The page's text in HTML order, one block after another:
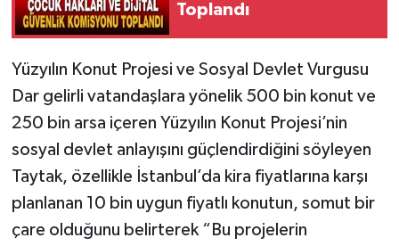
Toplandı
Yüzyılın Konut Projesi ve Sosyal Devlet Vurgusu
Dar gelirli vatandaşlara yönelik 500 bin konut ve
250 bin arsa içeren Yüzyılın Konut Projesi’nin
sosyal devlet anlayışını güçlendirdiğini söyleyen
Taytak, özellikle İstanbul’da kira fiyatlarına karşı
planlanan 10 bin uygun fiyatlı konutun, somut bir
çare olduğunu belirterek “Bu projelerin